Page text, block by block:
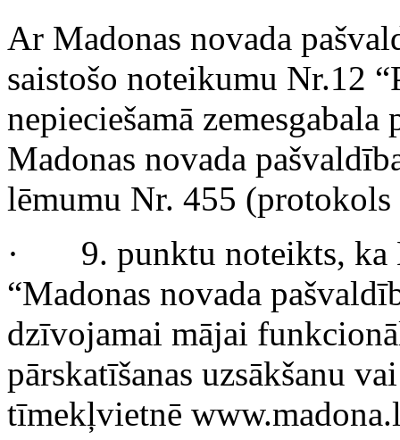
Ar Madonas novada
saistošo noteikumu Nr.12
nepieciešamā
Madonas novada
lēmumu Nr. 455
· 9. punktu noteikts, ka
“Madonas novada
dzīvojamai mājai
pārskatīšanas uzsākšanu
tīmekļvietnē